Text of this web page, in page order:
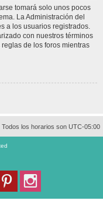
tomará solo unos pocos
La Administración del
a los usuarios registrados.
con nuestros términos
de los foros mientras
Todos los horarios son UTC-05:00